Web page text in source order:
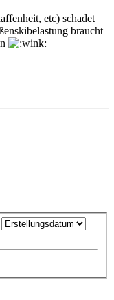
etc) schadet
braucht